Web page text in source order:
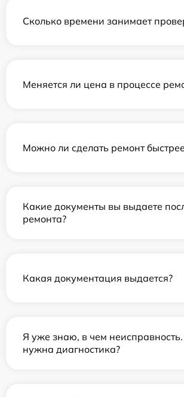
Сколько времени занимает
Меняется ли цена в процессе
Можно ли сделать ремонт
Какие документы вы выдаете
ремонта?
Какая документация выдается?
Я уже знаю, в чем
нужна диагностика?